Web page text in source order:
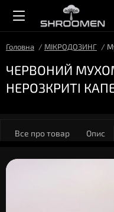
Головна МІКРОДОЗИНГ
ЧЕРВОНИЙ
НЕРОЗКРИТІ
Все про товар Опис